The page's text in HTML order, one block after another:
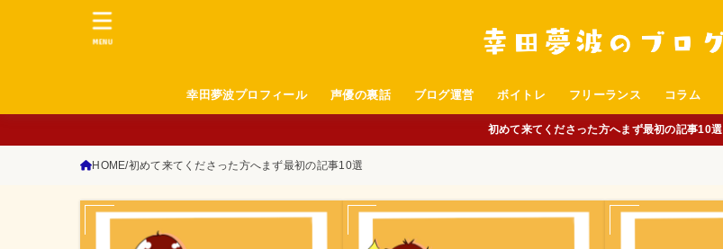
幸田夢波プロフィール 声優の裏話 ブログ運営 ボイトレ フリーランス コラム
MENU
初めて来てくださった方へまず最初の記事10選
HOME 初めて来てくださった方へまず最初の記事10選